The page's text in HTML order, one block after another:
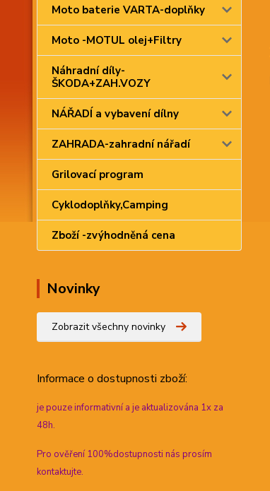
Moto baterie VARTA-doplňky
Moto -MOTUL olej+Filtry
Náhradní díly-
ŠKODA+ZAH.VOZY
NÁŘADÍ a vybavení dílny
ZAHRADA-zahradní nářadí
Grilovací program
Cyklodoplňky,Camping
Zboží -zvýhodněná cena
Novinky
Zobrazit všechny novinky
Informace o dostupnosti zboží:
je pouze informativní a je aktualizována 1x za
48h.
Pro ověření 100%dostupnosti nás prosím
kontaktujte.